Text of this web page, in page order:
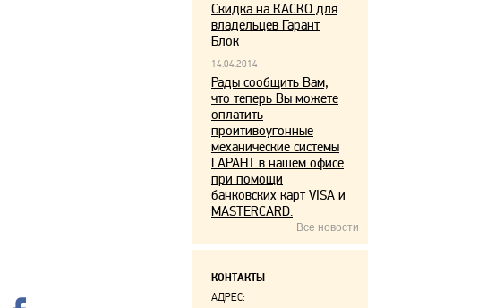
Скидка на КАСКО для
владельцев Гарант
Блок
14.04.2014
Рады сообщить Вам,
что теперь Вы можете
оплатить
проитивоугонные
механические системы
ГАРАНТ в нашем офисе
при помощи
банковских карт VISA и
MASTERCARD.
Все новости
КОНТАКТЫ
АДРЕС: